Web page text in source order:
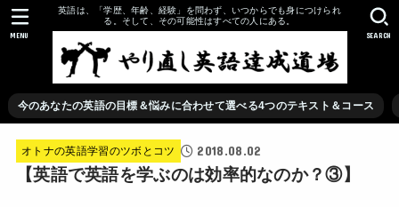
英語は、「学歴、年齢、経験」を問わず、いつからでも身につけられ
る。そして、その可能性はすべての人にある。
今のあなたの英語の目標＆悩みに合わせて選べる4つのテキスト＆コース
SEARCH
MENU
オトナの英語学習のツボとコツ 2018.08.02
【英語で英語を学ぶのは効率的なのか？③】